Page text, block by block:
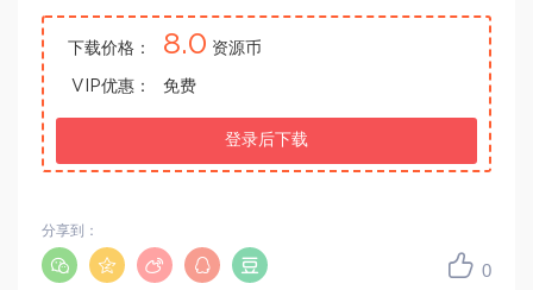
下载价格： 8.0 资源币
VIP优惠： 免费
登录后下载
0
分享到：